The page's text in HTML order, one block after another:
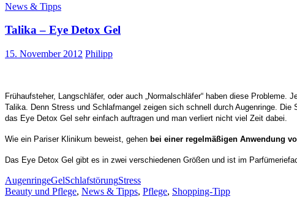
News & Tipps
Talika – Eye Detox Gel
15. November 2012 Philipp
Frühaufsteher, Langschläfer, oder auch „Normalschläfer“ haben diese
Talika. Denn Stress und Schlafmangel zeigen sich schnell durch Augenringe.
das Eye Detox Gel sehr einfach auftragen und man verliert nicht viel Zeit dabei.
Wie ein Pariser Klinikum beweist, gehen bei einer regelmäßigen Anwendung
Das Eye Detox Gel gibt es in zwei verschiedenen Größen und ist im
AugenringeGelSchlafstörungStress
Beauty und Pflege, News & Tipps, Pflege, Shopping-Tipp